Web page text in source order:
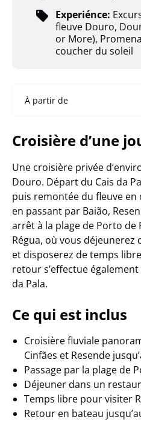
Experiénce:
fleuve Douro,
or More),
coucher du soleil
À partir de
Croisière d’une
Une croisière privée
Douro. Départ du Cais da
puis remontée du fleuve en
en passant par Baião,
arrêt à la plage de Porto de
Régua, où vous
et disposerez de temps
retour s’effectue également
da Pala.
Ce qui est inclus
Croisière fluviale
Cinfães et Resende
Passage par la plage de
Déjeuner dans un
Temps libre pour visiter
Retour en bateau